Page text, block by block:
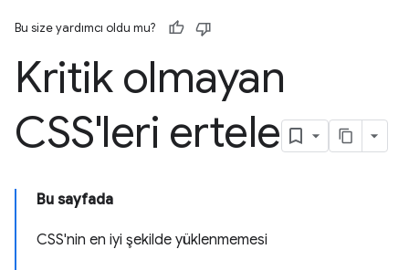
Bu size yardımcı oldu mu?
Kritik olmayan
CSS'leri ertele
Bu sayfada
CSS'nin en iyi şekilde yüklenmemesi